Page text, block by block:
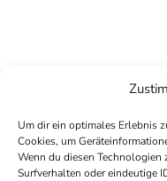
Um dir ein optimales Erlebnis
Cookies, um
Wenn du diesen
Surfverhalten oder eindeutige